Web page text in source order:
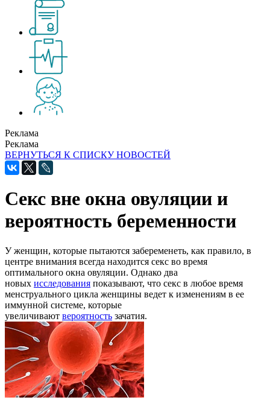
Реклама
Реклама
ВЕРНУТЬСЯ К СПИСКУ НОВОСТЕЙ
Секс вне окна овуляции и
вероятность беременности
У женщин, которые пытаются забеременеть, как правило, в
центре внимания всегда находится секс во время
оптимального окна овуляции. Однако два
новых исследования показывают, что секс в любое время
менструального цикла женщины ведет к изменениям в ее
иммунной системе, которые
увеличивают вероятность зачатия.